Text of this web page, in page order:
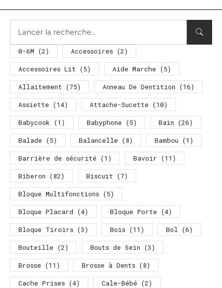
0-6M (2) Accessoires (2)
Accessoires Lit (5) Aide Marche (5)
Allaitement (75) Anneau De Dentition (16)
Assiette (14) Attache-Sucette (10)
Babycook (1) Babyphone (5) Bain (26)
Balade (5) Balancelle (8) Bambou (1)
Barrière de sécurité (1) Bavoir (11)
Biberon (82) Biscuit (7)
Bloque Multifonctions (5)
Bloque Placard (4) Bloque Porte (4)
Bloque Tiroirs (3) Bois (11) Bol (6)
Bouteille (2) Bouts de Sein (3)
Brosse (11) Brosse à Dents (8)
Cache Prises (4) Cale-Bébé (2)